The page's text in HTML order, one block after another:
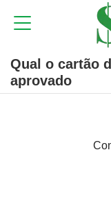
Qual o cartão
aprovado